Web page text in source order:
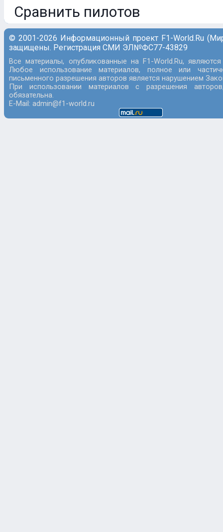
Сравнить пилотов
© 2001-2026 Информационный проект F1-World.Ru
защищены. Регистрация СМИ ЭЛ№ФС77-43829
Все материалы, опубликованные на F1-World.Ru,
Любое использование материалов, полное или
письменного разрешения авторов является нарушением
При использовании материалов с разрешения
обязательна.
E-Mail: admin@f1-world.ru